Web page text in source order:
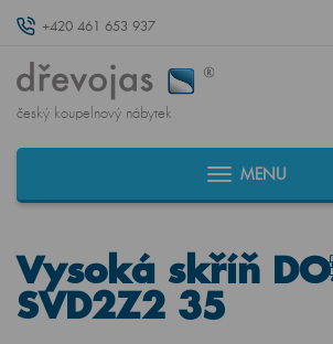
+420 461 653 937
český koupelnový nábytek
MENU
Vysoká skříň
SVD2Z2 35